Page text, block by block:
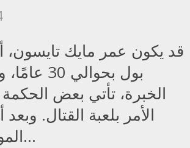
قد يكون عمر مايك تايسون،
بول
الخبرة، تأتي بعض
الأمر بلعبة القتال.
المواجهة الهادئة...